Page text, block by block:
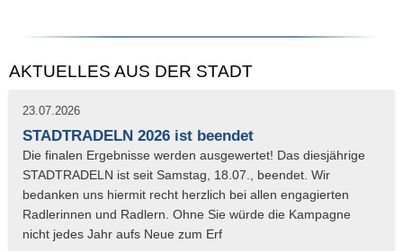
AKTUELLES AUS DER STADT
23.07.2026
STADTRADELN 2026 ist beendet